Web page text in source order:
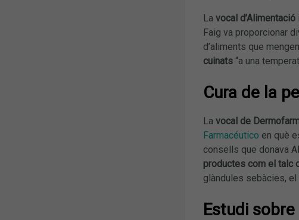
La vocal
Faig va proporcionar
d’aliments que
cuinats“a una
Cura de la
La vocal de
Farmacéutico en què
consells que donava
productes com el talc
glàndules sebàcies,
Estudi